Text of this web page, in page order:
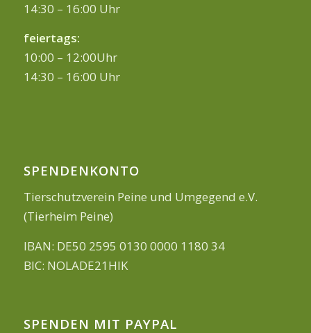
14:30 – 16:00 Uhr
feiertags:
10:00 – 12:00Uhr
14:30 – 16:00 Uhr
SPENDENKONTO
Tierschutzverein Peine und Umgegend e.V.
(Tierheim Peine)
IBAN: DE50 2595 0130 0000 1180 34
BIC: NOLADE21HIK
SPENDEN MIT PAYPAL